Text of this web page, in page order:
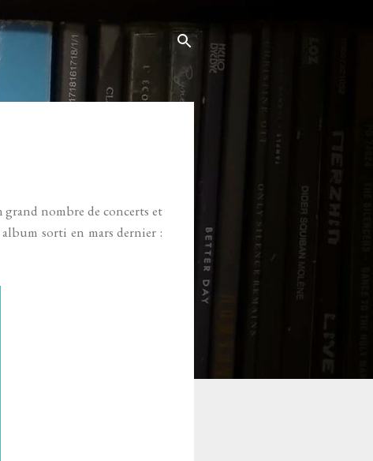
grand nombre de concerts et
sorti en mars dernier :